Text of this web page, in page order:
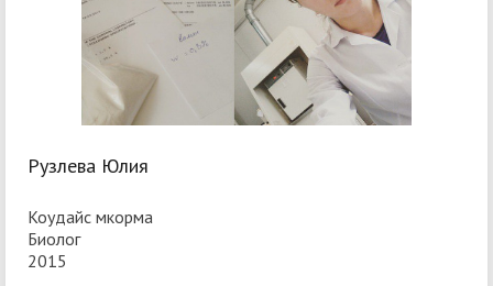
Рузлева Юлия
Коудайс мкорма
Биолог
2015